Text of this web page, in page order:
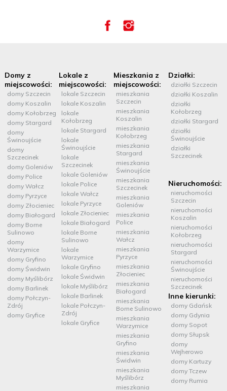
Domy z
miejscowości:
domy Szczecin
domy Koszalin
domy Kołobrzeg
domy Stargard
domy
Świnoujście
domy
Szczecinek
domy Goleniów
domy Police
domy Wałcz
domy Pyrzyce
domy Złocieniec
domy Białogard
domy Borne
Sulinowo
domy
Warzymice
domy Gryfino
domy Świdwin
domy Myślibórz
domy Barlinek
domy Połczyn-
Zdrój
domy Gryfice
Lokale z
miejscowości:
lokale Szczecin
lokale Koszalin
lokale
Kołobrzeg
lokale Stargard
lokale
Świnoujście
lokale
Szczecinek
lokale Goleniów
lokale Police
lokale Wałcz
lokale Pyrzyce
lokale Złocieniec
lokale Białogard
lokale Borne
Sulinowo
lokale
Warzymice
lokale Gryfino
lokale Świdwin
lokale Myślibórz
lokale Barlinek
lokale Połczyn-
Zdrój
lokale Gryfice
Mieszkania z
miejscowości:
mieszkania
Szczecin
mieszkania
Koszalin
mieszkania
Kołobrzeg
mieszkania
Stargard
mieszkania
Świnoujście
mieszkania
Szczecinek
mieszkania
Goleniów
mieszkania
Police
mieszkania
Wałcz
mieszkania
Pyrzyce
mieszkania
Złocieniec
mieszkania
Białogard
mieszkania
Borne Sulinowo
mieszkania
Warzymice
mieszkania
Gryfino
mieszkania
Świdwin
mieszkania
Myślibórz
mieszkania
Działki:
działki Szczecin
działki Koszalin
działki
Kołobrzeg
działki Stargard
działki
Świnoujście
działki
Szczecinek
Nieruchomości:
nieruchomości
Szczecin
nieruchomości
Koszalin
nieruchomości
Kołobrzeg
nieruchomości
Stargard
nieruchomości
Świnoujście
nieruchomości
Szczecinek
Inne kierunki:
domy Gdańsk
domy Gdynia
domy Sopot
domy Słupsk
domy
Wejherowo
domy Kartuzy
domy Tczew
domy Rumia